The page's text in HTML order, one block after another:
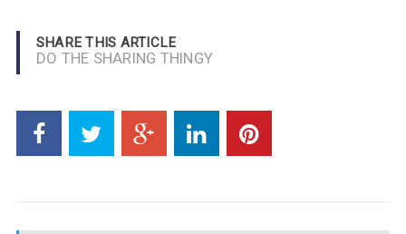
SHARE THIS ARTICLE
DO THE SHARING THINGY